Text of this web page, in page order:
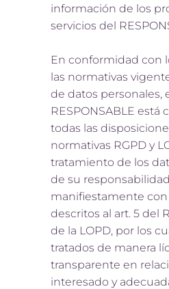
información de los
servicios del
En conformidad con
las normativas
de datos personales,
RESPONSABLE
todas las
normativas RGPD y
tratamiento de los
de su
manifiestamente
descritos al art. 5 del
de la LOPD, por los
tratados de manera
transparente en
interesado y